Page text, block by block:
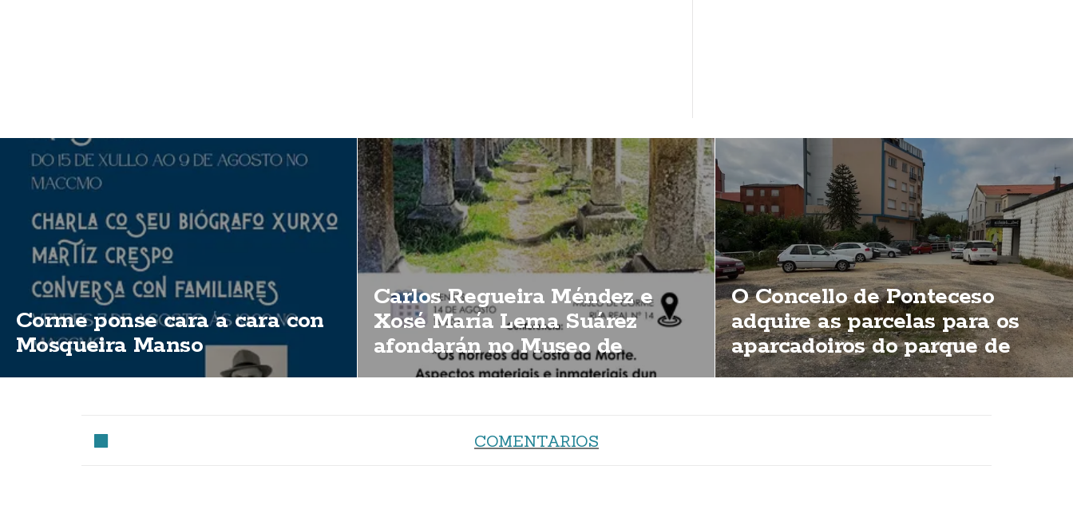
Corme ponse cara a cara con
Mosqueira Manso
Carlos Regueira Méndez e
Xosé María Lema Suárez
afondarán no Museo de
Corme sobre a importancia
O Concello de Ponteceso
adquire as parcelas para os
aparcadoiros do parque de
Bouzas
COMENTARIOS